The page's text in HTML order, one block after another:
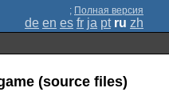
; Полная версия
de en es fr ja pt ru zh
(source files)